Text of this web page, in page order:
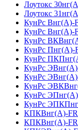
Лоутокс
Лоутокс
КунРс Внг(А)-
КунРс Внг(А)-
КунРс
КунРс Пнг(А)-
КунРс
КунРс
КунРс
КунРс
КунРс
КунРс
КПКВнг(А)-
КПКВнг(А)-